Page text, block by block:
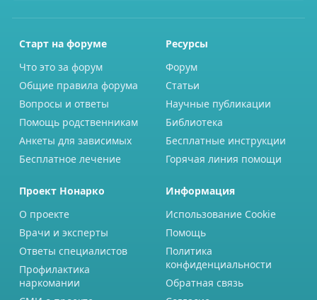
Старт на форуме
Что это за форум
Общие правила форума
Вопросы и ответы
Помощь родственникам
Анкеты для зависимых
Бесплатное лечение
Ресурсы
Форум
Статьи
Научные публикации
Библиотека
Бесплатные инструкции
Горячая линия помощи
Проект Нонарко
О проекте
Врачи и эксперты
Ответы специалистов
Профилактика
наркомании
Информация
Использование Cookie
Помощь
Политика
конфиденциальности
Обратная связь